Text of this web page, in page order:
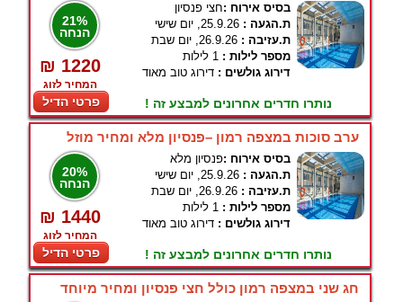
21%
הנחה
₪ 1220
המחיר לזוג
פרטי הדיל
בסיס אירוח :חצי פנסיון
ת.הגעה : 25.9.26, יום שישי
ת.עזיבה : 26.9.26, יום שבת
מספר לילות : 1 לילות
דירוג גולשים : דירוג טוב מאוד
נותרו חדרים אחרונים למבצע זה !
ערב סוכות במצפה רמון –פנסיון מלא ומחיר מוזל
20%
הנחה
₪ 1440
המחיר לזוג
פרטי הדיל
בסיס אירוח :פנסיון מלא
ת.הגעה : 25.9.26, יום שישי
ת.עזיבה : 26.9.26, יום שבת
מספר לילות : 1 לילות
דירוג גולשים : דירוג טוב מאוד
נותרו חדרים אחרונים למבצע זה !
חג שני במצפה רמון כולל חצי פנסיון ומחיר מיוחד